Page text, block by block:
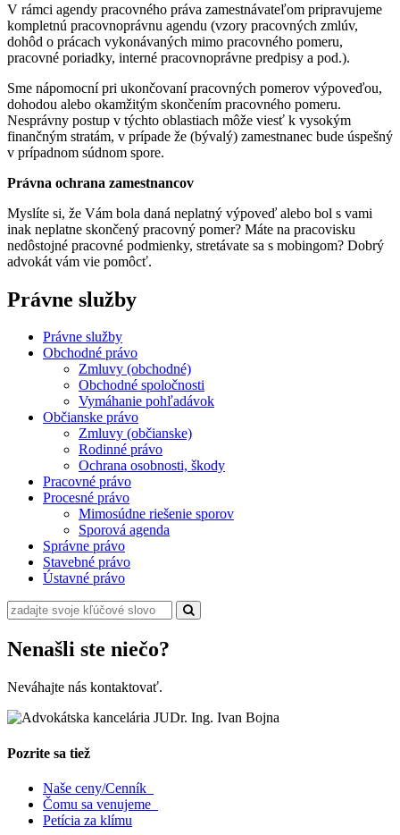
V rámci agendy pracovného práva zamestnávateľom pripravujeme
kompletnú pracovnoprávnu agendu (vzory pracovných zmlúv,
dohôd o prácach vykonávaných mimo pracovného pomeru,
pracovné poriadky, interné pracovnoprávne predpisy a pod.).
Sme nápomocní pri ukončovaní pracovných pomerov výpoveďou,
dohodou alebo okamžitým skončením pracovného pomeru.
Nesprávny postup v týchto oblastiach môže viesť k vysokým
finančným stratám, v prípade že (bývalý) zamestnanec bude úspešný
v prípadnom súdnom spore.
Právna ochrana zamestnancov
Myslíte si, že Vám bola daná neplatný výpoveď alebo bol s vami
inak neplatne skončený pracovný pomer? Máte na pracovisku
nedôstojné pracovné podmienky, stretávate sa s mobingom? Dobrý
advokát vám vie pomôcť.
Právne služby
Právne služby
Obchodné právo
Zmluvy (obchodné)
Obchodné spoločnosti
Vymáhanie pohľadávok
Občianske právo
Zmluvy (občianske)
Rodinné právo
Ochrana osobnosti, škody
Pracovné právo
Procesné právo
Mimosúdne riešenie sporov
Sporová agenda
Správne právo
Stavebné právo
Ústavné právo
Nenašli ste niečo?
Neváhajte nás kontaktovať.
Pozrite sa tiež
Naše ceny/Cenník
Čomu sa venujeme
Petícia za klímu